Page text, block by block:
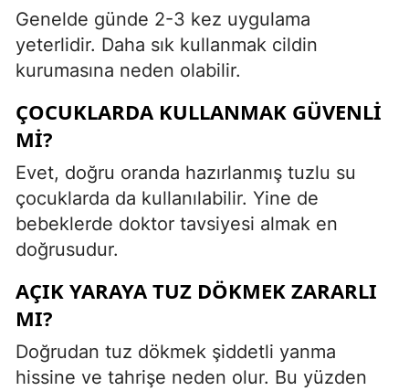
Genelde günde 2-3 kez uygulama
yeterlidir. Daha sık kullanmak cildin
kurumasına neden olabilir.
ÇOCUKLARDA KULLANMAK GÜVENLI
MI?
Evet, doğru oranda hazırlanmış tuzlu su
çocuklarda da kullanılabilir. Yine de
bebeklerde doktor tavsiyesi almak en
doğrusudur.
AÇIK YARAYA TUZ DÖKMEK ZARARLI
MI?
Doğrudan tuz dökmek şiddetli yanma
hissine ve tahrişe neden olur. Bu yüzden